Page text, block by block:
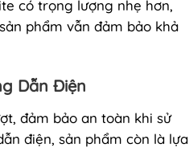
có trọng lượng nhẹ hơn,
phẩm vẫn đảm bảo khả
Dẫn Điện
đảm bảo an toàn khi sử
điện, sản phẩm còn là lựa